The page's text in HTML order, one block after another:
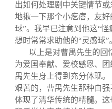
出如何处理剧中关键情节
地揪一下那个小疙瘩，友
球”。我早已注意到他这“
想时常常求助他的“灵感球”
以上是对曹禺先生的回
为爱国奉献、爱校感恩、
禺先生身上得到充分体现
艰苦的，曹禺先生那种自
体现了清华传统的精髓。